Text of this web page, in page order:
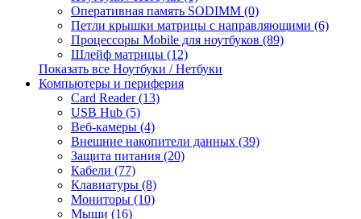
Оперативная память SODIMM (0)
Петли крышки матрицы с направляющими (6)
Процессоры Mobile для ноутбуков (89)
Шлейф матрицы (12)
Показать все Ноутбуки / Нетбуки
Компьютеры и периферия
Card Reader (13)
USB Hub (5)
Веб-камеры (4)
Внешние накопители данных (39)
Защита питания (20)
Кабели (77)
Клавиатуры (8)
Мониторы (10)
Мыши (16)